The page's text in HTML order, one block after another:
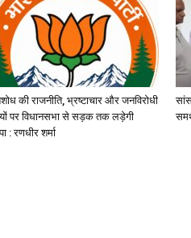
की राजनीति, भ्रष्टाचार और जनविरोधी
पर विधानसभा से सड़क तक लड़ेगी
: रणधीर शर्मा